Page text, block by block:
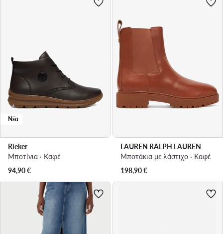
Νέα
Rieker
Μποτίνια · Καφέ
94,90€
LAUREN RALPH LAUREN
Μποτάκια με λάστιχο · Καφέ
198,90€